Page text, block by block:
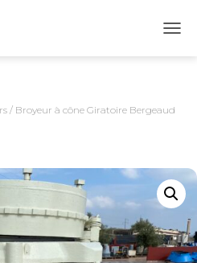
E
N
A
V
G
A
/ Broyeur à cône Giratoire Bergeaud